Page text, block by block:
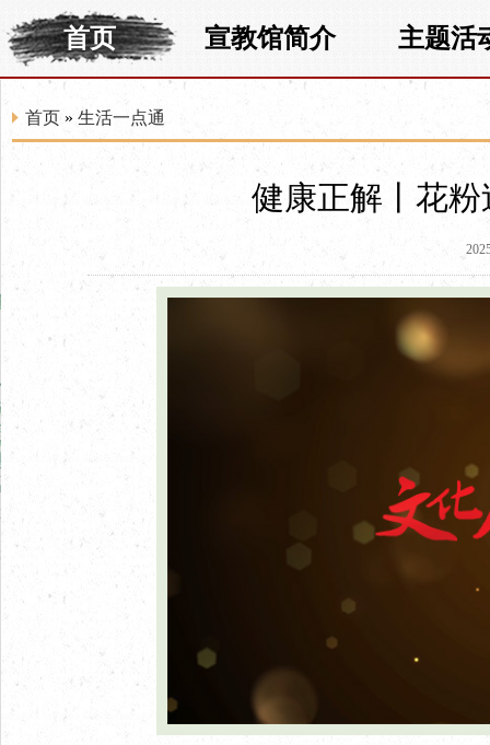
首页 宣教馆简介 主题活
首页 » 生活一点通
健康正解丨花